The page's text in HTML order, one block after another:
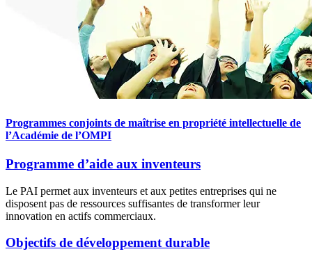
Programmes conjoints de maîtrise en propriété intellectuelle de
l’Académie de l’OMPI
Programme d’aide aux inventeurs
Le PAI permet aux inventeurs et aux petites entreprises qui ne
disposent pas de ressources suffisantes de transformer leur
innovation en actifs commerciaux.
Objectifs de développement durable